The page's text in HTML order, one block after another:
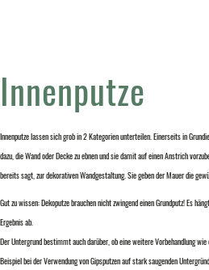
Innenputze
Innenputze lassen sich grob in 2 Kategorien unterteilen. Einerseits in
dazu, die Wand oder Decke zu ebnen und sie damit auf einen Anstrich
bereits sagt, zur dekorativen Wandgestaltung. Sie geben der Mauer die
Gut zu wissen: Dekoputze brauchen nicht zwingend einen Grundputz! Es
Ergebnis ab.
Der Untergrund bestimmt auch darüber, ob eine weitere Vorbehandlung
Beispiel bei der Verwendung von Gipsputzen auf stark saugenden